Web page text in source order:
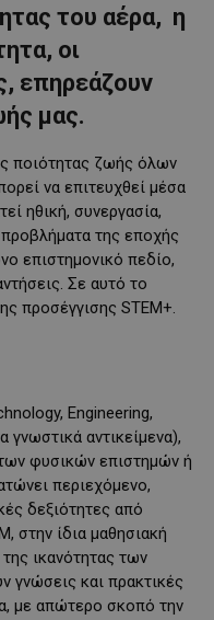
του αέρα, η
οι
επηρεάζουν
μας.
ποιότητας ζωής όλων
να επιτευχθεί μέσα
ηθική, συνεργασία,
της εποχής
επιστημονικό πεδίο,
Σε αυτό το
προσέγγισης STEM+.
Engineering,
αντικείμενα),
φυσικών επιστημών ή
περιεχόμενο,
δεξιότητες από
στην ίδια μαθησιακή
ικανότητας των
γνώσεις και πρακτικές
με απώτερο σκοπό την